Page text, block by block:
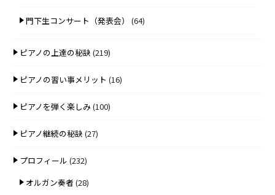
門下生コンサート（発表会） (64)
ピアノの上達の秘訣 (219)
ピアノの習い事メリット (16)
ピアノを弾く楽しみ(100)
ピアノ継続の秘訣 (27)
プロフィール (232)
オルガン奏者 (28)